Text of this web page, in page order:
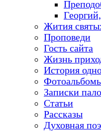
Жития
Проповеди
Гость сайта
Жизнь
История
Записки
Статьи
Рассказы
Духовная